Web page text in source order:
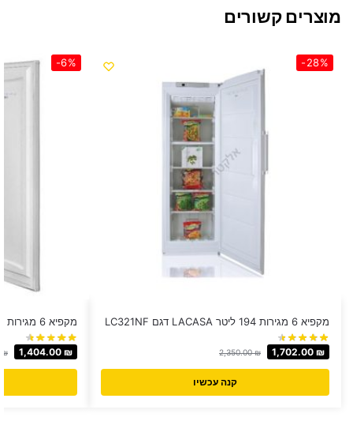
מוצרים קשורים
-28%
מקפיא 6 מגירות 194 ליטר LACASA דגם LC321NF
2,350.00₪ 1,702.00 ₪
קנה עכשיו
-6%
מקפיא 6 מגירות Lenco דגם LFZ2451VWMCR
₪ 1,404.00 ₪